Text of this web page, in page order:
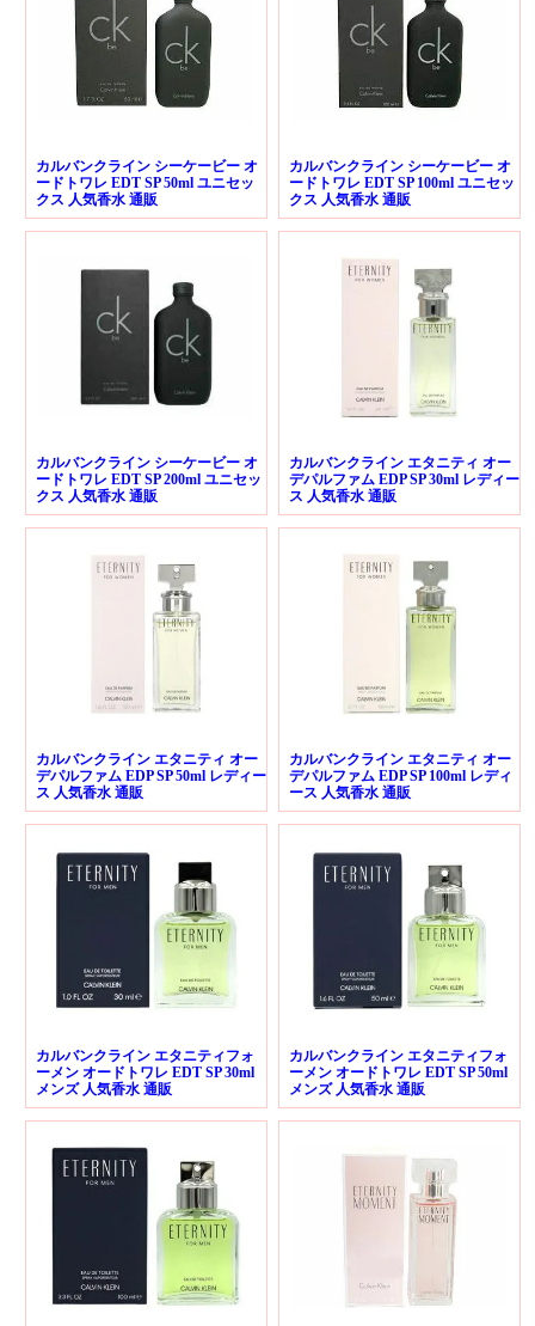
カルバンクライン シーケービー オ
ードトワレ EDT SP 50ml ユニセッ
クス 人気香水 通販
カルバンクライン シーケービー オ
ードトワレ EDT SP 100ml ユニセッ
クス 人気香水 通販
カルバンクライン シーケービー オ
ードトワレ EDT SP 200ml ユニセッ
クス 人気香水 通販
カルバンクライン エタニティ オー
デパルファム EDP SP 30ml レディー
ス 人気香水 通販
カルバンクライン エタニティ オー
デパルファム EDP SP 50ml レディー
ス 人気香水 通販
カルバンクライン エタニティ オー
デパルファム EDP SP 100ml レディ
ース 人気香水 通販
カルバンクライン エタニティフォ
ーメン オードトワレ EDT SP 30ml
メンズ 人気香水 通販
カルバンクライン エタニティフォ
ーメン オードトワレ EDT SP 50ml
メンズ 人気香水 通販